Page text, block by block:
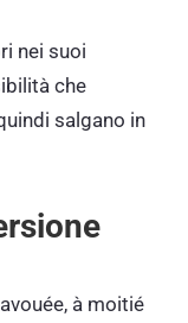
nei suoi
che
salgano in
à moitié